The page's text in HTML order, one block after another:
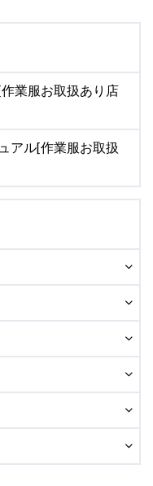
業服お取扱あり店
アル[作業服お取扱